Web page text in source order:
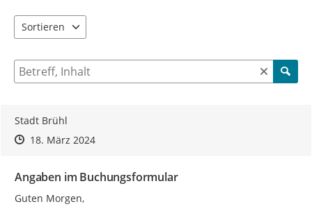
Sortieren
Suche nach Beiträgen und Kommentaren
Stadt Brühl
Zeitpunkt des Erstellens
Zeitpunkt des Erstellens
18. März 2024Zur Äußerung
Angaben im Buchungsformular
Guten Morgen,